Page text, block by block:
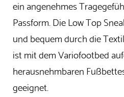
ein angenehmes
Passform. Die Low Top
und bequem durch die
ist mit dem Variofootbed
herausnehmbaren
geeignet.